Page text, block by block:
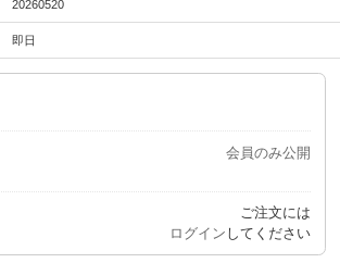
20260520
即日
会員のみ公開
ご注文には
ログイン してください